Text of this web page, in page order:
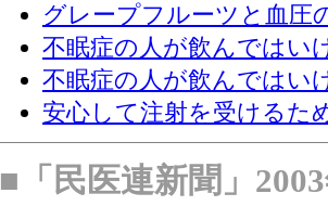
グレープフルーツと血圧
不眠症の人が飲んでは
不眠症の人が飲んでは
安心して注射を受けるた
■「民医連新聞」